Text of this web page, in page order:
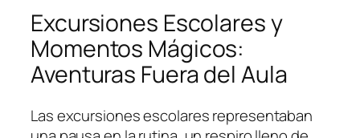
Excursiones Escolares y
Momentos Mágicos:
Aventuras Fuera del Aula
Las excursiones escolares representaban